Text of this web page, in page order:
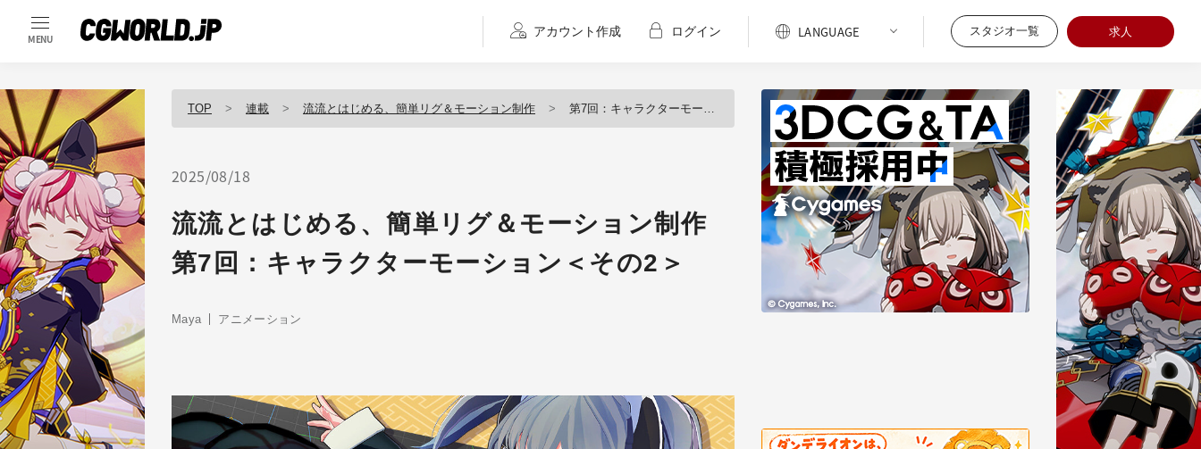
MENU
アカウント作成 ログイン スタジオ一覧 求人
TOP 連載 流流とはじめる、簡単リグ＆モーション制作 第7回：キャラクターモーション＜その2＞
2025/08/18
流流とはじめる、簡単リグ＆モーション制作
第7回：キャラクターモーション＜その2＞
Maya アニメーション